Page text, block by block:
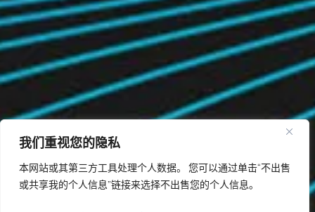
我们重视您的隐私
本网站或其第三方工具处理个人数据。 您可以通过单击“不出售
或共享我的个人信息”链接来选择不出售您的个人信息。